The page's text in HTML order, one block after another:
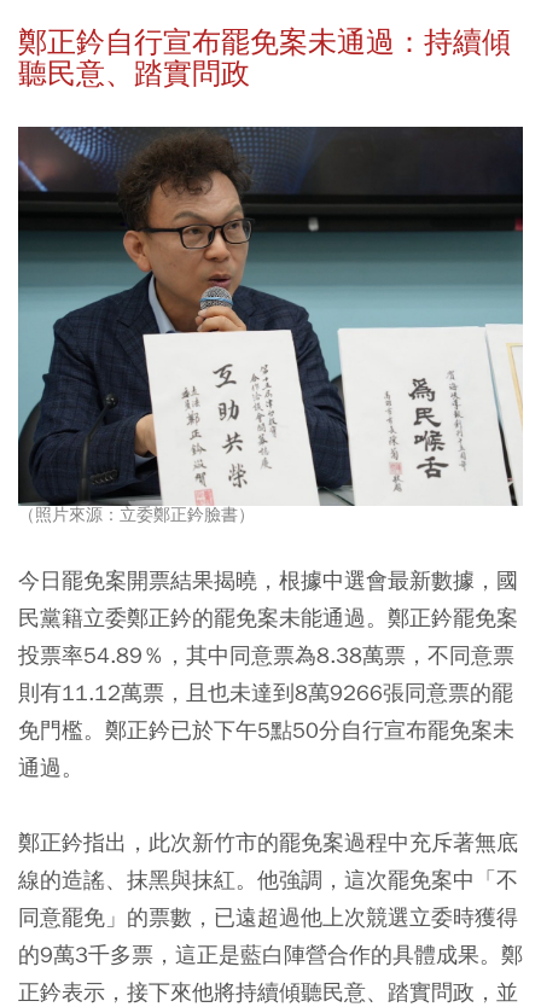
鄭正鈐自行宣布罷免案未通過：持續傾
聽民意、踏實問政
（照片來源：立委鄭正鈐臉書）
今日罷免案開票結果揭曉，根據中選會最新數據，國
民黨籍立委鄭正鈐的罷免案未能通過。鄭正鈐罷免案
投票率54.89％，其中同意票為8.38萬票，不同意票
則有11.12萬票，且也未達到8萬9266張同意票的罷
免門檻。鄭正鈐已於下午5點50分自行宣布罷免案未
通過。
鄭正鈐指出，此次新竹市的罷免案過程中充斥著無底
線的造謠、抹黑與抹紅。他強調，這次罷免案中「不
同意罷免」的票數，已遠超過他上次競選立委時獲得
的9萬3千多票，這正是藍白陣營合作的具體成果。鄭
正鈐表示，接下來他將持續傾聽民意、踏實問政，並